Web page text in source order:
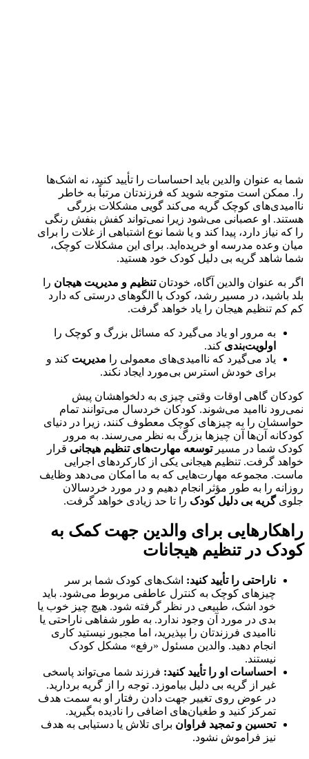
شما به عنوان والدین باید احساسات را تأیید کنید، نه اشک‌ها
را. ممکن است متوجه شوید که فرزندتان مرتباً به خاطر
ناامیدی‌های کوچک گریه می‌کند گویی مشکلات بزرگی
هستند. او عصبانی می‌شود زیرا نمی‌تواند کفش بنفش رنگی
را که نیاز دارد، پیدا کند و یا شما نوع اشتباهی از غلات را برای
میان وعده مدرسه او خریده‌اید. برای این مشکلات کوچک،
شما شاهد گریه بی دلیل کودک خود هستید.
اگر به عنوان والدین آگاه، خودتانتنظیم و مدیریت هیجان را
بلد باشید، در مسیر رشد، کودک با الگوهای درستی که دارد
کم کم تنظیم هیجان را یاد خواهد گرفت.
به مرور او یاد می‌گیرد که مسائل بزرگ و کوچک را
اولویت‌بندی کند.
یاد می‌گیرد که ناامیدی‌های معمولی را مدیریت کند و
برای خودش استرس بی‌مورد ایجاد‌ نکند.
کودکان گاهی اوقات وقتی چیزی به دلخواهشان پیش
نمی‌رود ناامید می‌شوند. کودکان خردسال می‌توانند تمام
حواسشان را به چیزهای کوچک معطوف کنند، زیرا در دنیای
کودکانه آن‌ها آن چیزها بزرگ به نظر می‌رسند. به مرور
کودک شما در مسیر توسعه مهارت‌های تنظیم هیجانی قرار
خواهد گرفت. تنظیم هیجانی یکی از کارکردهای اجرایی
ماست. مجموعه مهارت‌هایی که به ما امکان می‌دهد وظایف
روزانه را به طور مؤثر انجام دهیم و در مورد خردسالان
جلویگریه بی دلیل کودک را تا حد زیادی خواهد گرفت.
راهکارهایی برای والدین جهت کمک به
کودک در تنظیم هیجانات
ناراحتی را تأیید کنید: اشک‌های کودک شما بر سر
چیزهای کوچک به کنترل عاطفی مربوط می‌شود. باید
خود اشک، طبیعی در نظر گرفته شود. هیچ چیز خوب یا
بدی در مورد آن وجود ندارد. به طور شفاهی ناراحتی یا
ناامیدی فرزندتان را بپذیرید، اما مجبور نیستید کاری
انجام دهید. والدین مسئول «رفع» مشکل کودک
نیستند.
احساسات او را تأیید کنید: فرزند شما می‌تواند پاسخی
غیر از گریه بی دلیل بیاموزد. توجه را از گریه بردارید.
در عوض روی تغییر جهت دادن رفتار او به سمت هدف
تمرکز کنید و طغیان‌های اضافی را نادیده بگیرید.
تحسین و تمجید فراوان برای تلاش یا دستیابی به هدف
نیز فراموش نشود.